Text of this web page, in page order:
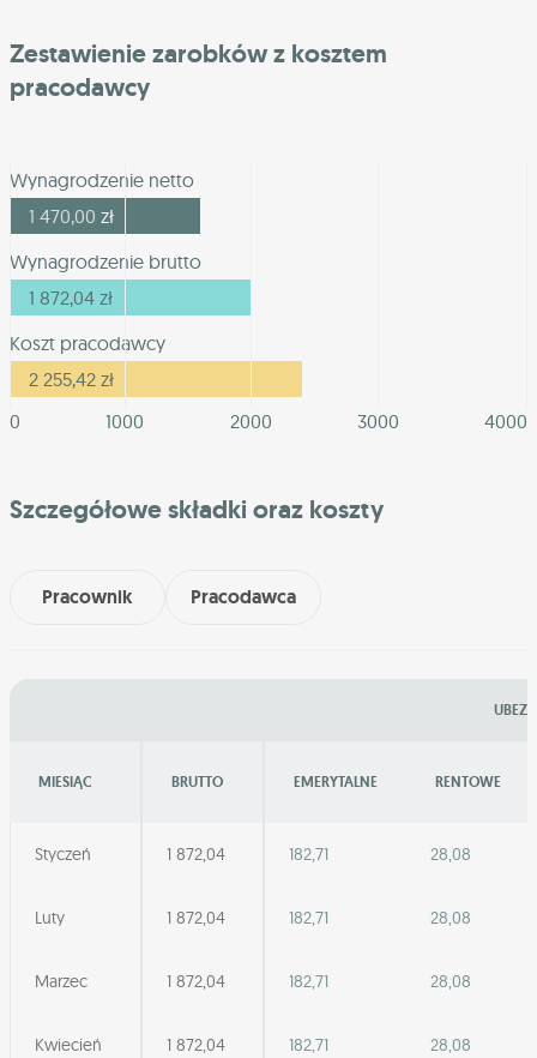
Zestawienie zarobków z kosztem
pracodawcy
Wynagrodzenie netto
1 470,00 zł
Wynagrodzenie brutto
1 872,04 zł
Koszt pracodawcy
2 255,42 zł
0
1000 2000 3000 4000
Szczegółowe składki oraz koszty
Pracownik Pracodawca
MIESIĄC BRUTTO EMERYTALNE RENTOWE
Styczeń 1 872,04 182,71 28,08
Luty 1 872,04 182,71 28,08
Marzec 1 872,04 182,71 28,08
Kwiecień 1 872,04 182,71 28,08